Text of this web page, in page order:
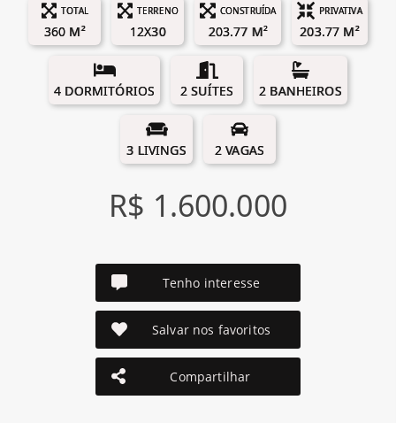
TOTAL
360 M²
TERRENO
12X30
CONSTRUÍDA
203.77 M²
PRIVATIVA
203.77 M²
4 DORMITÓRIOS 2 SUÍTES 2 BANHEIROS
3 LIVINGS 2 VAGAS
R$ 1.600.000
Tenho interesse
Salvar nos favoritos
Compartilhar